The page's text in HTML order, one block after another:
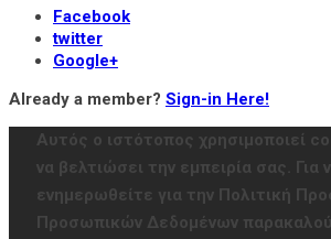
Facebook
twitter
Google+
Already a member? Sign-in Here!
Αυτός ο ιστότοπος χρησιμοποιεί
να βελτιώσει την εμπειρία σας. Για
ενημερωθείτε για την Πολιτική
Προσωπικών Δεδομένων